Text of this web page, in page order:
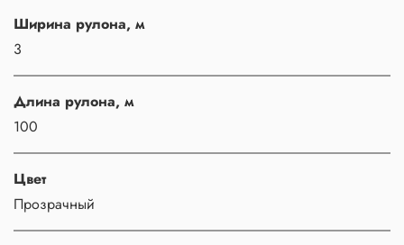
Ширина рулона, м
3
Длина рулона, м
100
Цвет
Прозрачный